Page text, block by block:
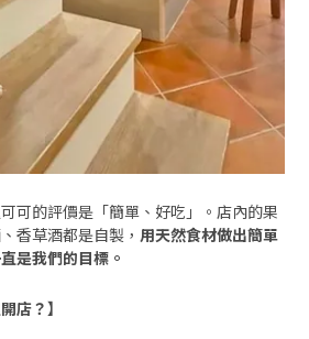
可的評價是「簡單、好吃」。店內的果
香草酒都是自製， 用天然食材做出簡單
是我們的目標。
店？】